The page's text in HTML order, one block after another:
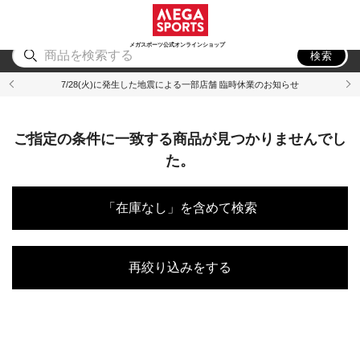
メガスポーツ公式オンラインショップ
アウトドア
検索
7/28(火)に発生した地震による一部店舗 臨時休業のお知らせ
ご指定の条件に一致する商品が見つかりませんでし
た。
「在庫なし」を含めて検索
再絞り込みをする